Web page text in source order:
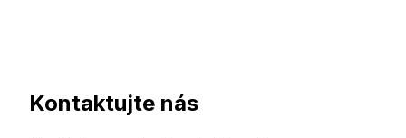
Kontaktujte nás